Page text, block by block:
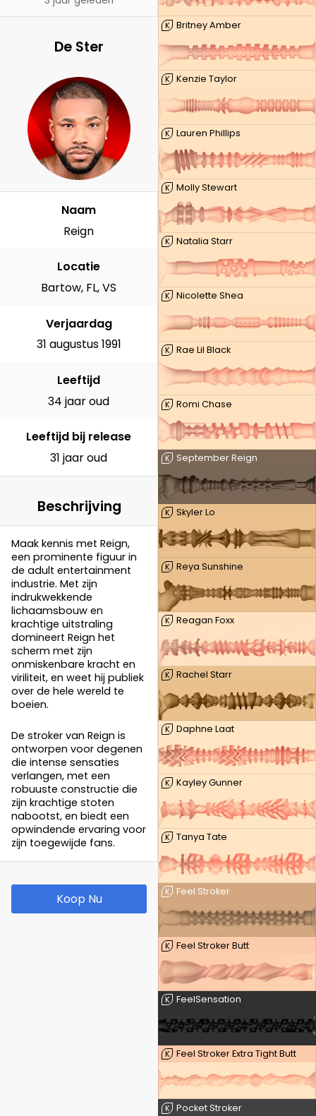
K Britney Amber
K Kenzie Taylor
K Lauren Phillips
K Molly Stewart
K Natalia Starr
K Nicolette Shea
K Rae Lil Black
K Romi Chase
K September Reign
K Skyler Lo
K Reya Sunshine
K Reagan Foxx
K Rachel Starr
K Daphne Laat
K Kayley Gunner
K Tanya Tate
K Feel Stroker
K Feel Stroker Butt
K FeelSensation
K Feel Stroker Extra Tight Butt
K Pocket Stroker
De Ster
Naam
Reign
Locatie
Bartow, FL, VS
Verjaardag
31 augustus 1991
Leeftijd
34 jaar oud
Leeftijd bij release
31 jaar oud
Beschrijving
Maak kennis met Reign,
een prominente figuur in
de adult entertainment
industrie. Met zijn
indrukwekkende
lichaamsbouw en
krachtige uitstraling
domineert Reign het
scherm met zijn
onmiskenbare kracht en
viriliteit, en weet hij publiek
over de hele wereld te
boeien.
De stroker van Reign is
ontworpen voor degenen
die intense sensaties
verlangen, met een
robuuste constructie die
zijn krachtige stoten
nabootst, en biedt een
opwindende ervaring voor
zijn toegewijde fans.
Koop Nu